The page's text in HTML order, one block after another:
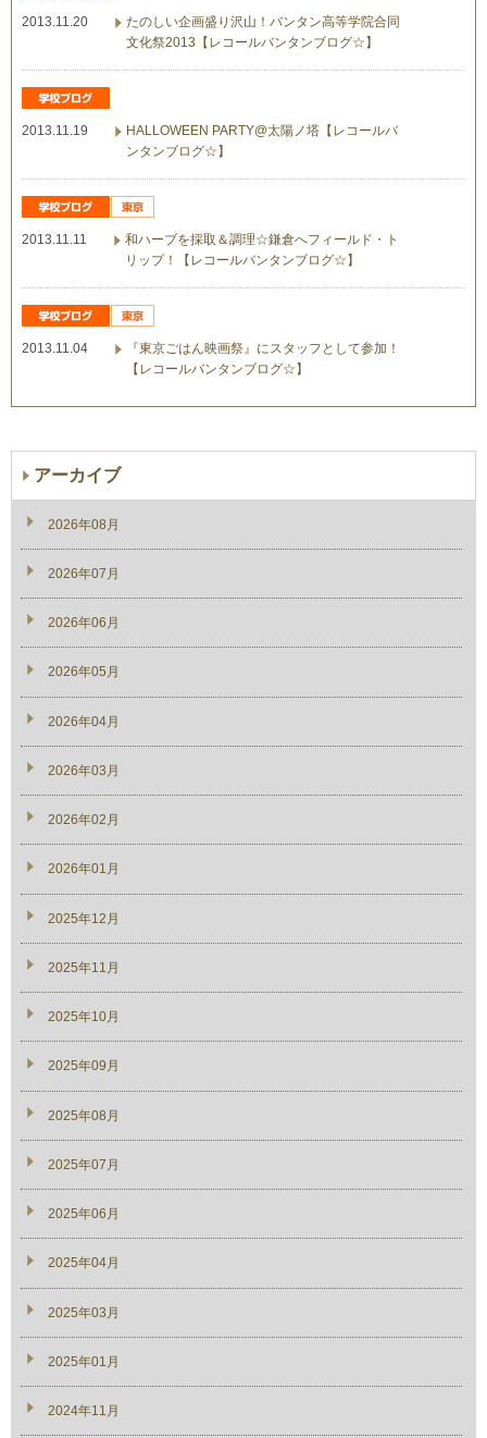
2013.11.20
たのしい企画盛り沢山！バンタン高等学院合同
文化祭2013【レコールバンタンブログ☆】
2013.11.19
HALLOWEEN PARTY@太陽ノ塔【レコールバ
ンタンブログ☆】
2013.11.11
和ハーブを採取＆調理☆鎌倉へフィールド・ト
リップ！【レコールバンタンブログ☆】
2013.11.04
『東京ごはん映画祭』にスタッフとして参加！
【レコールバンタンブログ☆】
アーカイブ
2026年08月
2026年07月
2026年06月
2026年05月
2026年04月
2026年03月
2026年02月
2026年01月
2025年12月
2025年11月
2025年10月
2025年09月
2025年08月
2025年07月
2025年06月
2025年04月
2025年03月
2025年01月
2024年11月